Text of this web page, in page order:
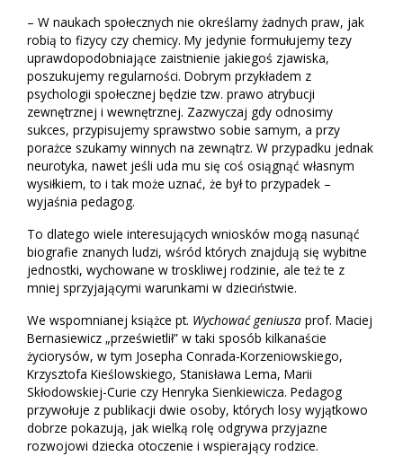
– W naukach społecznych nie określamy żadnych praw, jak
robią to fizycy czy chemicy. My jedynie formułujemy tezy
uprawdopodobniające zaistnienie jakiegoś zjawiska,
poszukujemy regularności. Dobrym przykładem z
psychologii społecznej będzie tzw. prawo atrybucji
zewnętrznej i wewnętrznej. Zazwyczaj gdy odnosimy
sukces, przypisujemy sprawstwo sobie samym, a przy
porażce szukamy winnych na zewnątrz. W przypadku jednak
neurotyka, nawet jeśli uda mu się coś osiągnąć własnym
wysiłkiem, to i tak może uznać, że był to przypadek –
wyjaśnia pedagog.
To dlatego wiele interesujących wniosków mogą nasunąć
biografie znanych ludzi, wśród których znajdują się wybitne
jednostki, wychowane w troskliwej rodzinie, ale też te z
mniej sprzyjającymi warunkami w dzieciństwie.
We wspomnianej książce pt. Wychować geniusza prof. Maciej
Bernasiewicz „prześwietlił” w taki sposób kilkanaście
życiorysów, w tym Josepha Conrada-Korzeniowskiego,
Krzysztofa Kieślowskiego, Stanisława Lema, Marii
Skłodowskiej-Curie czy Henryka Sienkiewicza. Pedagog
przywołuje z publikacji dwie osoby, których losy wyjątkowo
dobrze pokazują, jak wielką rolę odgrywa przyjazne
rozwojowi dziecka otoczenie i wspierający rodzice.